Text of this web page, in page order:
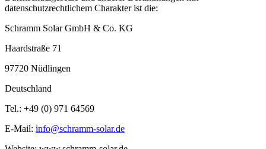
datenschutzrechtlichem Charakter ist die:
Schramm Solar GmbH & Co. KG
Haardstraße 71
97720 Nüdlingen
Deutschland
Tel.: +49 (0) 971 64569
E-Mail: info@schramm-solar.de